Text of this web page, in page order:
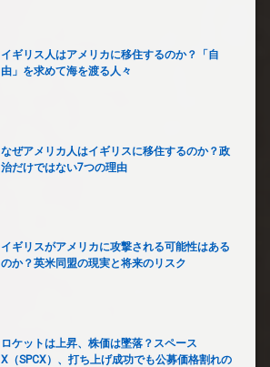
イギリス人はアメリカに移住するのか？「自
由」を求めて海を渡る人々
なぜアメリカ人はイギリスに移住するのか？政
治だけではない7つの理由
イギリスがアメリカに攻撃される可能性はある
のか？英米同盟の現実と将来のリスク
ロケットは上昇、株価は墜落？スペース
X（SPCX）、打ち上げ成功でも公募価格割れの